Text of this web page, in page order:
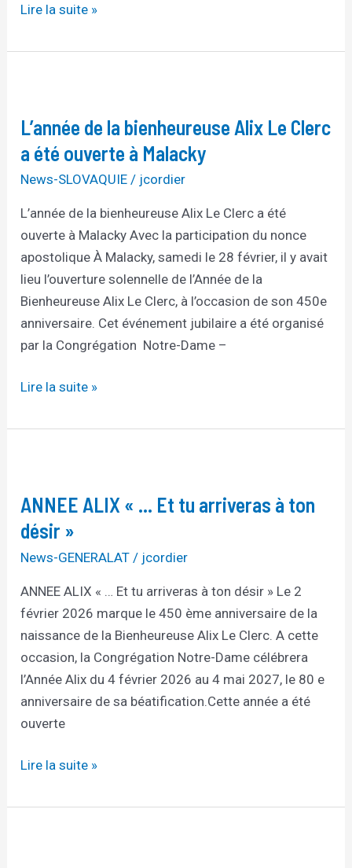
Lire la suite »
L’année de la bienheureuse Alix Le Clerc
a été ouverte à Malacky
News-SLOVAQUIE / jcordier
L’année de la bienheureuse Alix Le Clerc a été
ouverte à Malacky Avec la participation du nonce
apostolique À Malacky, samedi le 28 février, il y avait
lieu l’ouverture solennelle de l’Année de la
Bienheureuse Alix Le Clerc, à l’occasion de son 450e
anniversaire. Cet événement jubilaire a été organisé
par la Congrégation Notre-Dame –
la
bienheureuse
Clerc
a
été
ouverte
à
Malacky
Lire la suite »
ANNEE ALIX « … Et tu arriveras à ton
désir »
News-GENERALAT / jcordier
ANNEE ALIX « … Et tu arriveras à ton désir » Le 2
février 2026 marque le 450 ème anniversaire de la
naissance de la Bienheureuse Alix Le Clerc. A cette
occasion, la Congrégation Notre-Dame célébrera
l’Année Alix du 4 février 2026 au 4 mai 2027, le 80 e
anniversaire de sa béatification.Cette année a été
ouverte
« …
Et
à
ton
désir »
Lire la suite »